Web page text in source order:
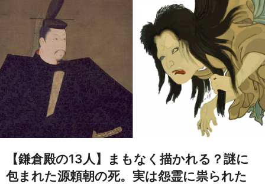
【鎌倉殿の13人】まもなく描かれる？謎に
包まれた源頼朝の死。実は怨霊に祟られた